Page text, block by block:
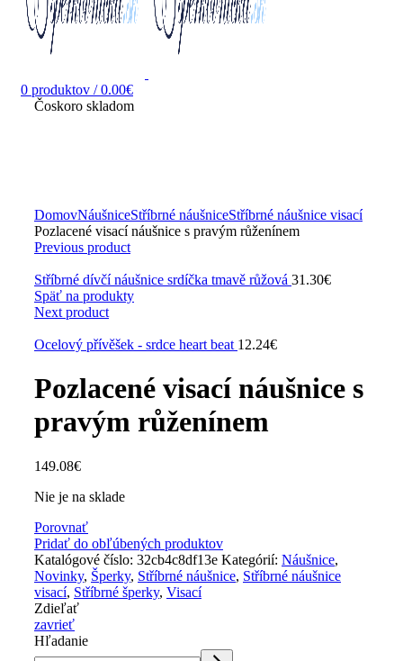
0 produktov / 0.00€
Čoskoro skladom
DomovNáušniceStříbrné náušniceStříbrné náušnice visací
Pozlacené visací náušnice s pravým růženínem
Previous product
Stříbrné dívčí náušnice srdíčka tmavě růžová 31.30€
Späť na produkty
Next product
Ocelový přívěšek - srdce heart beat 12.24€
Pozlacené visací náušnice s
pravým růženínem
149.08€
Nie je na sklade
Porovnať
Pridať do obľúbených produktov
Katalógové číslo: 32cb4c8df13e Kategórií: Náušnice,
Novinky, Šperky, Stříbrné náušnice, Stříbrné náušnice
visací, Stříbrné šperky, Visací
Zdieľať
zavrieť
Hľadanie